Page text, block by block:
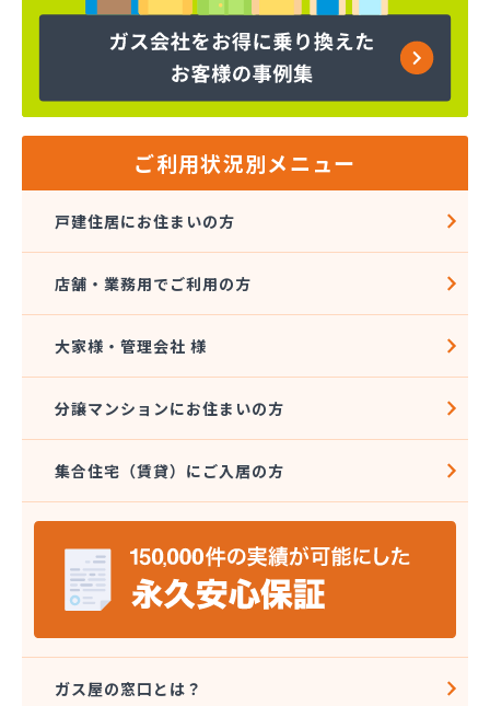
ヤマサ共和ライフ株式会社 一色営業所
ヤマサ共和ライフ株式会社 江南営業所
ヤマサ共和ライフ株式会社 三河営業所
ヤマサ共和ライフ株式会社 豊川営業所
ヤマサ高圧株式会社
ヤマサ總業株式会社 愛知西支店
ヤマトク
リーグ馬場株式会社
愛知高圧株式会社容器検査工場
愛北液化ガス協組江南営業所
旭プロパン
安城ガス株式会社
伊藤プロパン
伊藤忠エネクスホームライフ中部株式会社 碧南営
業所
伊藤忠エネクスホームライフ中部株式会社 名古屋
稲垣商事
稲垣商店
ご利用状況別メニュー
戸建住居にお住まいの方
店舗・業務用でご利用の方
大家様・管理会社 様
分譲マンションにお住まいの方
集合住宅（賃貸）にご入居の方
ガス屋の窓口とは？